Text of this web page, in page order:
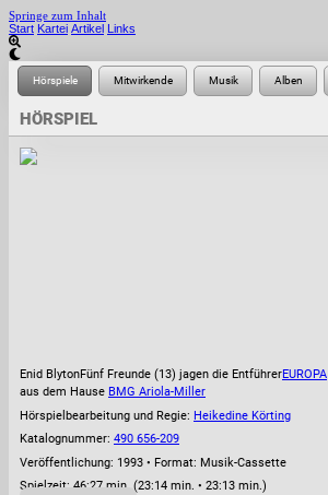
Springe zum Inhalt
Start Kartei Artikel Links
HÖRSPIEL
Enid BlytonFünf Freunde (13) jagen die EntführerEUROPA
aus dem Hause BMG Ariola-Miller
Hörspielbearbeitung und Regie: Heikedine Körting
Katalognummer: 490 656-209
Veröffentlichung: 1993 • Format: Musik-Cassette
Spielzeit: 46:27 min. (23:14 min. • 23:13 min.)